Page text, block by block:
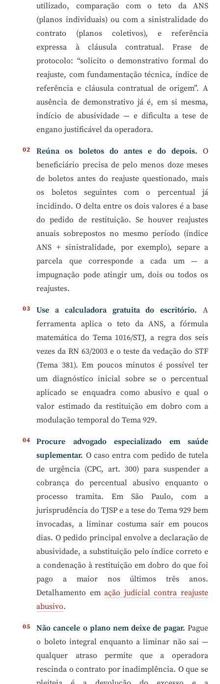
utilizado, comparação com o teto da ANS
(planos individuais) ou com a sinistralidade do
contrato (planos coletivos), e referência
expressa à cláusula contratual. Frase de
protocolo: “solicito o demonstrativo formal do
reajuste, com fundamentação técnica, índice de
referência e cláusula contratual de origem”. A
ausência de demonstrativo já é, em si mesma,
indício de abusividade — e dificulta a tese de
engano justificável da operadora.
Reúna os boletos do antes e do depois. O
beneficiário precisa de pelo menos doze meses
de boletos antes do reajuste questionado, mais
os boletos seguintes com o percentual já
incidindo. O delta entre os dois valores é a base
do pedido de restituição. Se houver reajustes
anuais sobrepostos no mesmo período (índice
ANS + sinistralidade, por exemplo), separe a
parcela que corresponde a cada um — a
impugnação pode atingir um, dois ou todos os
reajustes.
Use a calculadora gratuita do escritório. A
ferramenta aplica o teto da ANS, a fórmula
matemática do Tema 1016/STJ, a regra dos seis
vezes da RN 63/2003 e o teste da vedação do STF
(Tema 381). Em poucos minutos é possível ter
um diagnóstico inicial sobre se o percentual
aplicado se enquadra como abusivo e qual o
valor estimado da restituição em dobro com a
modulação temporal do Tema 929.
Procure advogado especializado em saúde
suplementar. O caso entra com pedido de tutela
de urgência (CPC, art. 300) para suspender a
cobrança do percentual abusivo enquanto o
processo tramita. Em São Paulo, com a
jurisprudência do TJSP e a tese do Tema 929 bem
invocadas, a liminar costuma sair em poucos
dias. O pedido principal envolve a declaração de
abusividade, a substituição pelo índice correto e
a condenação à restituição em dobro do que foi
pago a maior nos últimos três anos.
Detalhamento emação judicial contra reajuste
abusivo.
Não cancele o plano nem deixe de pagar. Pague
o boleto integral enquanto a liminar não sai —
qualquer atraso permite que a operadora
rescinda o contrato por inadimplência. O que se